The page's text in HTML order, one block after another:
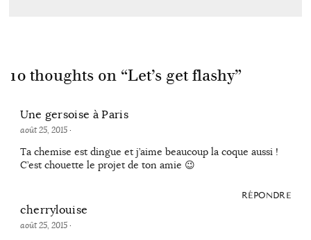
10 thoughts on “Let’s get flashy”
Une gersoise à Paris
août 25, 2015·
Ta chemise est dingue et j’aime beaucoup la coque aussi !
C’est chouette le projet de ton amie 😉
RÉPONDRE
cherrylouise
août 25, 2015·